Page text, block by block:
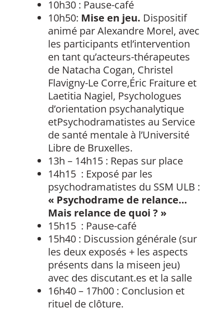
10h30 : Pause-café
10h50: Mise en jeu. Dispositif
animé par Alexandre Morel, avec
les participants etl’intervention
en tant qu’acteurs-thérapeutes
de Natacha Cogan, Christel
Flavigny-Le Corre,Éric Fraiture et
Laetitia Nagiel, Psychologues
d’orientation psychanalytique
etPsychodramatistes au Service
de santé mentale à l’Université
Libre de Bruxelles.
13h – 14h15 : Repas sur place
14h15 : Exposé par les
psychodramatistes du SSM ULB :
« Psychodrame de relance…
Mais relance de quoi ? »
15h15 : Pause-café
15h40 : Discussion générale (sur
les deux exposés + les aspects
présents dans la miseen jeu)
avec des discutant.es et la salle
16h40 – 17h00 : Conclusion et
rituel de clôture.